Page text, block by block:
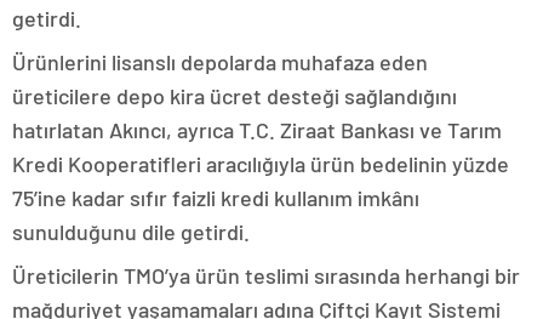
getirdi.
Ürünlerini lisanslı depolarda muhafaza eden
üreticilere depo kira ücret desteği sağlandığını
hatırlatan Akıncı, ayrıca T.C. Ziraat Bankası ve Tarım
Kredi Kooperatifleri aracılığıyla ürün bedelinin yüzde
75’ine kadar sıfır faizli kredi kullanım imkânı
sunulduğunu dile getirdi.
Üreticilerin TMO’ya ürün teslimi sırasında herhangi bir
mağduriyet yaşamamaları adına Çiftçi Kayıt Sistemi